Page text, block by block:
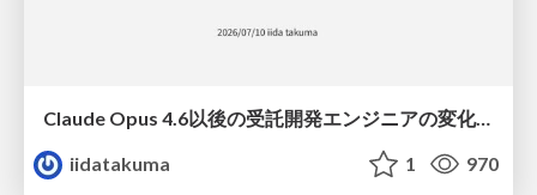
Claude Opus 4.6以後の受託開発エンジニアの変化(Claude Code開発ノウハウ大公開スペシャルbyクラスメソッド)
iidatakuma
1 970